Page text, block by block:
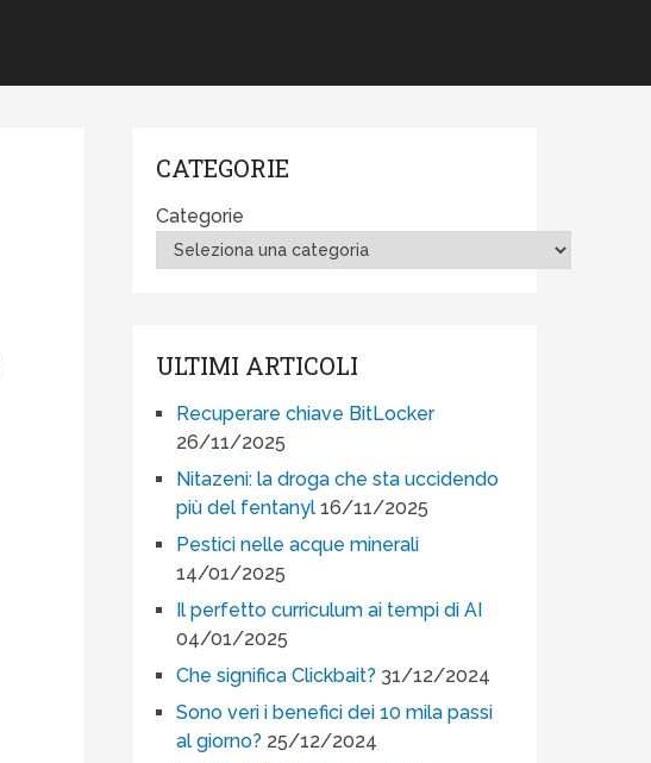
CATEGORIE
Categorie
ULTIMI ARTICOLI
Recuperare chiave BitLocker
26/11/2025
Nitazeni: la droga che sta uccidendo
più del fentanyl 16/11/2025
Pestici nelle acque minerali
14/01/2025
Il perfetto curriculum ai tempi di AI
04/01/2025
Che significa Clickbait? 31/12/2024
Sono veri i benefici dei 10 mila passi
al giorno? 25/12/2024